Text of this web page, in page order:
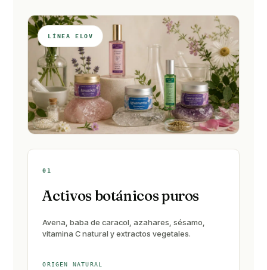
LÍNEA ELOV
01
Activos botánicos puros
Avena, baba de caracol, azahares, sésamo,
vitamina C natural y extractos vegetales.
ORIGEN NATURAL